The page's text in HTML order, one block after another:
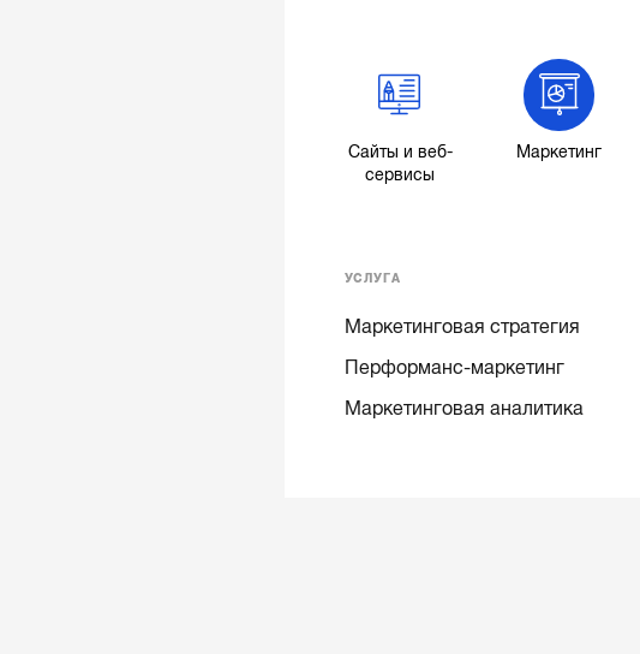
Сайты и веб-
сервисы
Маркетинг
УСЛУГА
Маркетинговая стратегия
Перформанс-маркетинг
Маркетинговая аналитика